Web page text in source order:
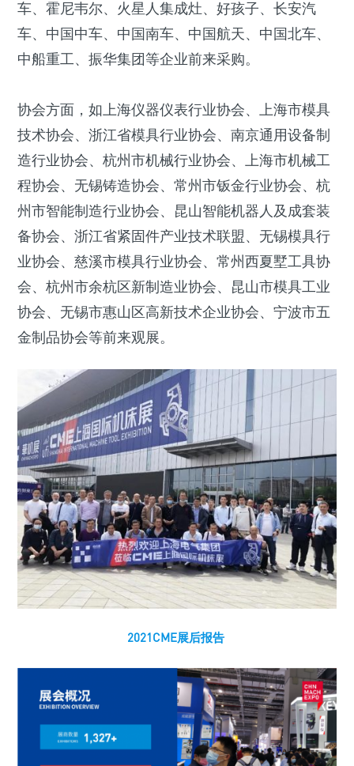
车、霍尼韦尔、火星人集成灶、好孩子、长安汽
车、中国中车、中国南车、中国航天、中国北车、
中船重工、振华集团等企业前来采购。
协会方面，如上海仪器仪表行业协会、上海市模具
技术协会、浙江省模具行业协会、南京通用设备制
造行业协会、杭州市机械行业协会、上海市机械工
程协会、无锡铸造协会、常州市钣金行业协会、杭
州市智能制造行业协会、昆山智能机器人及成套装
备协会、浙江省紧固件产业技术联盟、无锡模具行
业协会、慈溪市模具行业协会、常州西夏墅工具协
会、杭州市余杭区新制造业协会、昆山市模具工业
协会、无锡市惠山区高新技术企业协会、宁波市五
金制品协会等前来观展。
2021CME展后报告